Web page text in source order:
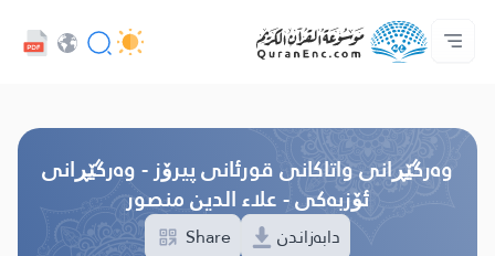
سه‌ره‌كی
پێڕستی وه‌رگێڕاوه‌كان
Audio
خزمەتگوزاریەکانی پەرەپێدەران - API
دەربارەی پرۆژە
په‌یوه‌ندیمان پێوه‌ بكه‌
زمان
وه‌رگێڕانی واتاکانی قورئانی پیرۆز - وەرگێڕانی
ئۆزبەکی - علاء الدين منصور
دابەزاندن Share